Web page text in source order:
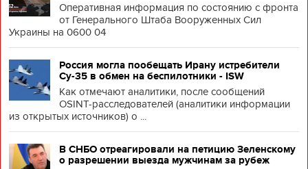
Оперативная информация по состоянию с фронта
от Генерального Штаба Вооруженных Сил
Украины на 0600 04
Россия могла пообещать Ирану истребители
Су-35 в обмен на беспилотники - ISW
Как отмечают аналитики, после сообщений
OSINT-расследователей (аналитики информации
из открытых источников) о ...
В СНБО отреагировали на петицию Зеленскому
о разрешении выезда мужчинам за рубеж